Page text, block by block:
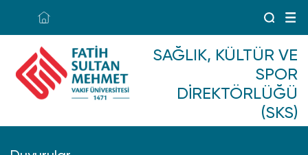
SAĞLIK, KÜLTÜR VE
SPOR
DIREKTÖRLÜĞÜ
(SKS)